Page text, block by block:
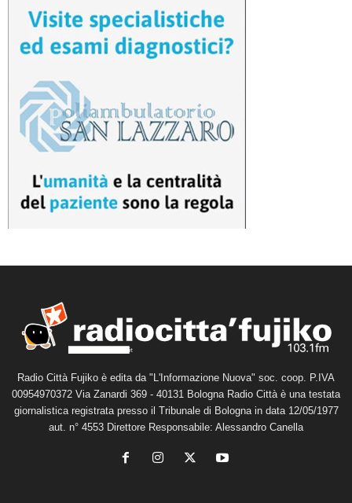
Radio Città Fujiko è edita da "L'Informazione Nuova" soc. coop. P.IVA
00954970372 Via Zanardi 369 - 40131 Bologna Radio Città è una testata
giornalistica registrata presso il Tribunale di Bologna in data 12/05/1977
aut. n° 4553 Direttore Responsabile: Alessandro Canella